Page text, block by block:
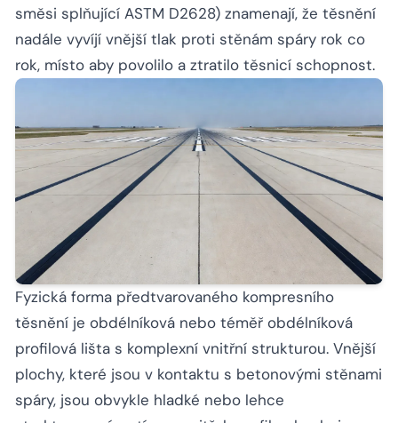
směsi splňující ASTM D2628) znamenají, že těsnění
nadále vyvíjí vnější tlak proti stěnám spáry rok co
rok, místo aby povolilo a ztratilo těsnicí schopnost.
Fyzická forma předtvarovaného kompresního
těsnění je obdélníková nebo téměř obdélníková
profilová lišta s komplexní vnitřní strukturou. Vnější
plochy, které jsou v kontaktu s betonovými stěnami
spáry, jsou obvykle hladké nebo lehce